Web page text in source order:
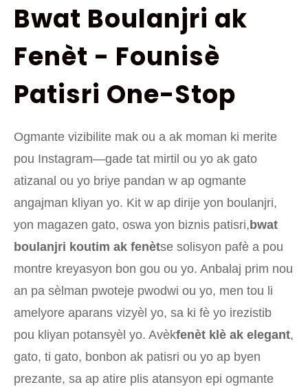
Bwat Boulanjri ak
Fenèt - Founisè
Patisri One-Stop
Ogmante vizibilite mak ou a ak moman ki merite
pou Instagram—gade tat mirtil ou yo ak gato
atizanal ou yo briye pandan w ap ogmante
angajman kliyan yo. Kit w ap dirije yon boulanjri,
yon magazen gato, oswa yon biznis patisri,bwat
boulanjri koutim ak fenètse solisyon pafè a pou
montre kreyasyon bon gou ou yo. Anbalaj prim nou
an pa sèlman pwoteje pwodwi ou yo, men tou li
amelyore aparans vizyèl yo, sa ki fè yo irezistib
pou kliyan potansyèl yo. Avèkfenèt klè ak elegant,
gato, ti gato, bonbon ak patisri ou yo ap byen
prezante, sa ap atire plis atansyon epi ogmante